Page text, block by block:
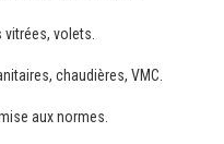
volets.
chaudières, VMC.
aux normes.